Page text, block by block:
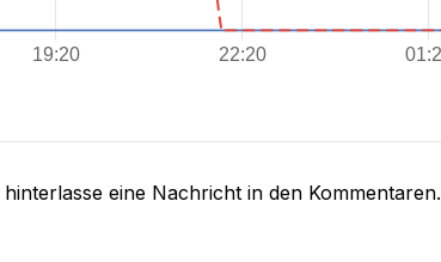
hinterlasse eine Nachricht in den Kommentaren.